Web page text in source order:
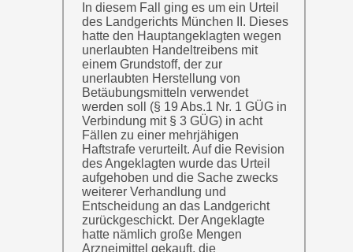
In diesem Fall ging es um ein Urteil
des Landgerichts München II. Dieses
hatte den Hauptangeklagten wegen
unerlaubten Handeltreibens mit
einem Grundstoff, der zur
unerlaubten Herstellung von
Betäubungsmitteln verwendet
werden soll (§ 19 Abs.1 Nr. 1 GÜG in
Verbindung mit § 3 GÜG) in acht
Fällen zu einer mehrjähigen
Haftstrafe verurteilt. Auf die Revision
des Angeklagten wurde das Urteil
aufgehoben und die Sache zwecks
weiterer Verhandlung und
Entscheidung an das Landgericht
zurückgeschickt. Der Angeklagte
hatte nämlich große Mengen
Arzneimittel gekauft, die